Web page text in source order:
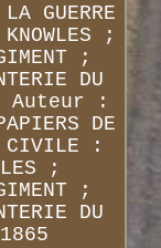
GUERRE
;
;
DU
Auteur :
DE
CIVILE :
;
;
DU